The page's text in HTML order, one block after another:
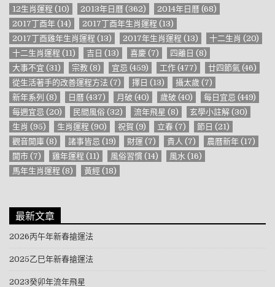
12生肖運程 (10) 2013年日曆 (362) 2014年日曆 (68)
2017丁酉年 (14) 2017丁酉年生肖運程 (13)
2017丁酉雞年生肖運程 (13) 2017年生肖運程 (13) 十二生肖 (20)
十二生肖運程 (11) 吉日 (13) 喜慶 (7) 四離日 (8)
大事不宜 (31) 宗教 (8) 宜忌 (459) 工作 (477) 廿四節氣 (46)
從生活著手的改善運程方法 (7) 擇日 (13) 攝太歲 (7)
新年系列 (8) 日曆 (437) 月破 (40) 歲破 (40) 每日宜忌 (449)
每週宜忌 (20) 民間風俗 (32) 流年飛星 (8) 玄學小註解 (30)
生肖 (95) 生肖運程 (90) 祝賀 (9) 立春 (7) 節日 (21)
觀音開庫 (8) 諸事皆忌 (19) 財運 (7) 貴人 (7) 農曆新年 (17)
開市 (7) 雞年運程 (11) 風俗習慣 (14) 風水 (16)
馬年生肖運程 (8) 黃經 (18)
最新文章
2026丙午年新春搶運法
2025乙巳年新春搶運法
2023癸卯年流年飛星